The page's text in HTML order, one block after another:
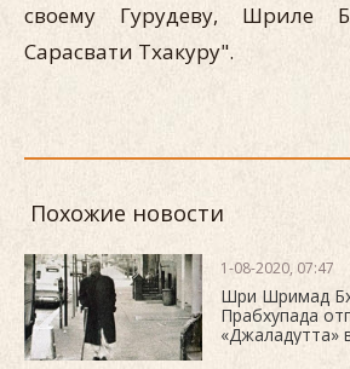
своему Гурудеву, Шриле
Сарасвати Тхакуру".
Похожие новости
1-08-2020, 07:47
Шри Шримад
Прабхупада